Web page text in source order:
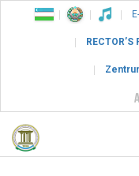
RECTOR’S